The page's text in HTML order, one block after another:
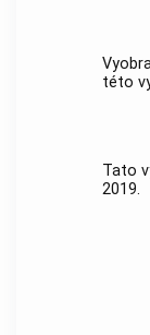
této
Tato
2019.